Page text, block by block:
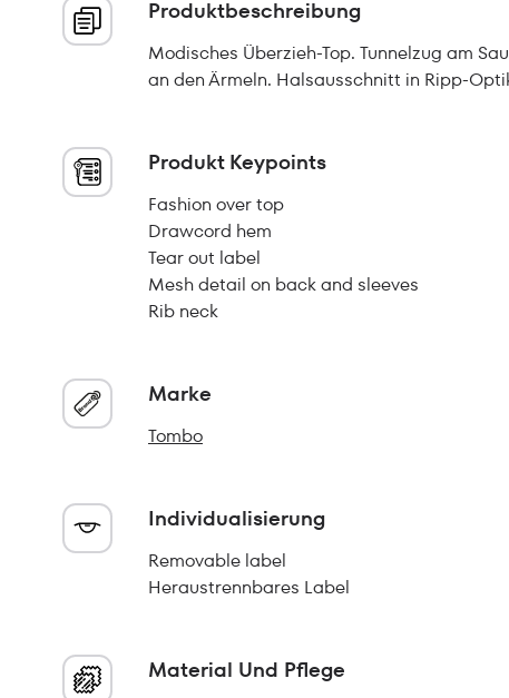
Produktbeschreibung
Modisches Überzieh-Top. Tunnelzug am
an den Ärmeln. Halsausschnitt in Ripp-
Produkt Keypoints
Fashion over top
Drawcord hem
Tear out label
Mesh detail on back and sleeves
Rib neck
Marke
Tombo
Individualisierung
Removable label
Heraustrennbares Label
Material Und Pflege